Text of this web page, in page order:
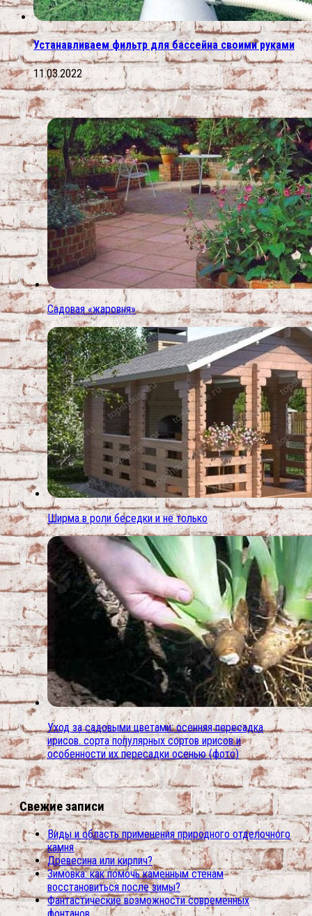
Устанавливаем фильтр для бассейна своими руками
11.03.2022
Садовая «жаровня»
Ширма в роли беседки и не только
Уход за садовыми цветами: осенняя пересадка
ирисов. сорта популярных сортов ирисов и
особенности их пересадки осенью (фото)
Свежие записи
Виды и область применения природного отделочного
камня
Древесина или кирпич?
Зимовка: как помочь каменным стенам
восстановиться после зимы?
Фантастические возможности современных
фонтанов